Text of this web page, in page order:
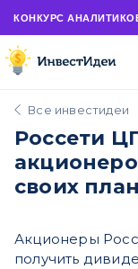
КОНКУРС
Все инвестидеи
Россети
своих
Акционеры
получить